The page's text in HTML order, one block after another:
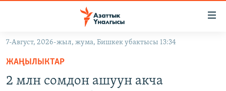
Навигацияга
өтүңүз
салыңыз
7-Август, 2026-жыл, жума, Бишкек убактысы 13:34
ЖАҢЫЛЫКТАР
2 млн сомдон ашуун акча